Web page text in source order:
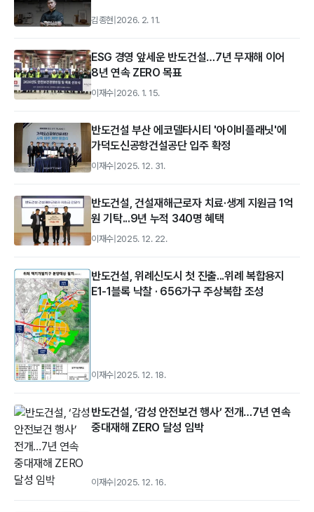
김종현 2026. 2. 11.
ESG 경영 앞세운 반도건설…7년 무재해 이어
8년 연속 ZERO 목표
이재수 2026. 1. 15.
반도건설 부산 에코델타시티 '아이비플래닛'에
가덕도신공항건설공단 입주 확정
이재수 2025. 12. 31.
반도건설, 건설재해근로자 치료·생계 지원금 1억
원 기탁...9년 누적 340명 혜택
이재수 2025. 12. 22.
반도건설, 위례신도시 첫 진출...위례 복합용지
E1-1블록 낙찰 · 656가구 주상복합 조성
이재수 2025. 12. 18.
반도건설, ‘감성 안전보건 행사’ 전개…7년 연속
중대재해 ZERO 달성 임박
이재수 2025. 12. 16.